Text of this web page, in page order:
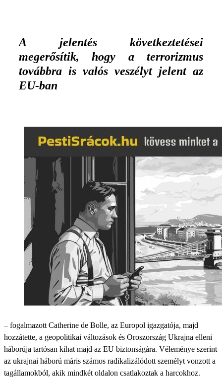
A jelentés következtetései
megerősítik, hogy a terrorizmus
továbbra is valós veszélyt jelent az
EU-ban
– fogalmazott Catherine de Bolle, az Europol igazgatója, majd
hozzátette, a geopolitikai változások és Oroszország Ukrajna elleni
háborúja tartósan kihat majd az EU biztonságára. Véleménye szerint
az ukrajnai háború máris számos radikalizálódott személyt vonzott a
tagállamokból, akik mindkét oldalon csatlakoztak a harcokhoz.